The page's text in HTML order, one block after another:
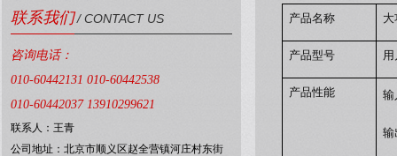
联系我们/ CONTACT US
咨询电话：
010-60442131 010-60442538
010-60442037 13910299621
联系人：王青
公司地址：北京市顺义区赵全营镇河庄村东街
产品名称
产品型号
产品性能 输
输